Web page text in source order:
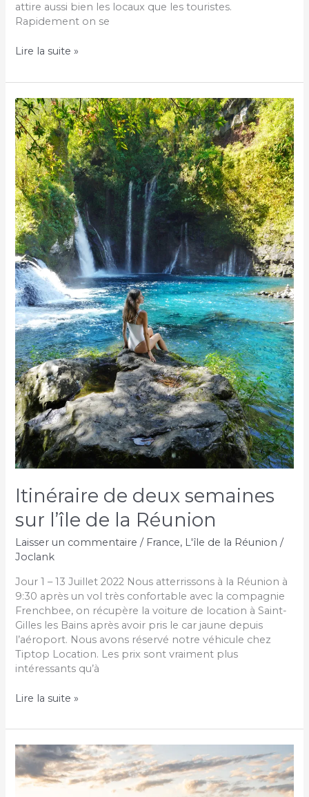
attire aussi bien les locaux que les touristes.
Rapidement on se
5
sur
Maurice
Lire la suite »
Itinéraire de deux semaines
sur l’île de la Réunion
Laisser un commentaire / France, L'île de la Réunion /
Joclank
Jour 1 – 13 Juillet 2022 Nous atterrissons à la Réunion à
9:30 après un vol très confortable avec la compagnie
Frenchbee, on récupère la voiture de location à Saint-
Gilles les Bains après avoir pris le car jaune depuis
l’aéroport. Nous avons réservé notre véhicule chez
Tiptop Location. Les prix sont vraiment plus
intéressants qu’à
Itinéraire
deux
sur
l’île
de
Lire la suite »